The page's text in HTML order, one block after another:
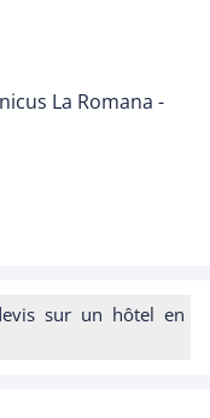
La Romana -
sur un hôtel en